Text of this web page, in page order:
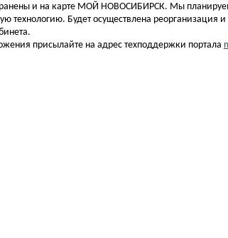
и на карте МОЙ НОВОСИБИРСК. Мы
технологию. Будет осуществлена реорганизация
присылайте на адрес техподдержки портала